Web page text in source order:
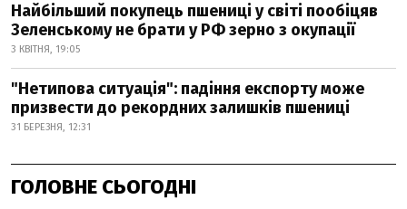
Найбільший покупець пшениці у світі пообіцяв
Зеленському не брати у РФ зерно з окупації
3 КВІТНЯ, 19:05
"Нетипова ситуація": падіння експорту може
призвести до рекордних залишків пшениці
31 БЕРЕЗНЯ, 12:31
ГОЛОВНЕ СЬОГОДНІ